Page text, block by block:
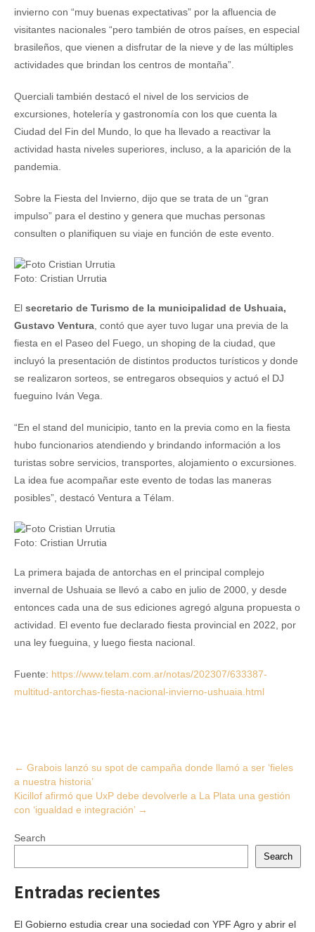
invierno con “muy buenas expectativas” por la afluencia de
visitantes nacionales “pero también de otros países, en especial
brasileños, que vienen a disfrutar de la nieve y de las múltiples
actividades que brindan los centros de montaña”.
Querciali también destacó el nivel de los servicios de
excursiones, hotelería y gastronomía con los que cuenta la
Ciudad del Fin del Mundo, lo que ha llevado a reactivar la
actividad hasta niveles superiores, incluso, a la aparición de la
pandemia.
Sobre la Fiesta del Invierno, dijo que se trata de un “gran
impulso” para el destino y genera que muchas personas
consulten o planifiquen su viaje en función de este evento.
Foto: Cristian Urrutia
El secretario de Turismo de la municipalidad de Ushuaia,
Gustavo Ventura , contó que ayer tuvo lugar una previa de la
fiesta en el Paseo del Fuego, un shoping de la ciudad, que
incluyó la presentación de distintos productos turísticos y donde
se realizaron sorteos, se entregaros obsequios y actuó el DJ
fueguino Iván Vega.
“En el stand del municipio, tanto en la previa como en la fiesta
hubo funcionarios atendiendo y brindando información a los
turistas sobre servicios, transportes, alojamiento o excursiones.
La idea fue acompañar este evento de todas las maneras
posibles”, destacó Ventura a Télam.
Foto: Cristian Urrutia
La primera bajada de antorchas en el principal complejo
invernal de Ushuaia se llevó a cabo en julio de 2000, y desde
entonces cada una de sus ediciones agregó alguna propuesta o
actividad. El evento fue declarado fiesta provincial en 2022, por
una ley fueguina, y luego fiesta nacional.
Fuente: https://www.telam.com.ar/notas/202307/633387-
multitud-antorchas-fiesta-nacional-invierno-ushuaia.html
Post
navigation
← Grabois lanzó su spot de campaña donde llamó a ser ‘fieles
a nuestra historia’
Kicillof afirmó que UxP debe devolverle a La Plata una gestión
con ‘igualdad e integración’ →
Search
Search
Entradas recientes
El Gobierno estudia crear una sociedad con YPF Agro y abrir el